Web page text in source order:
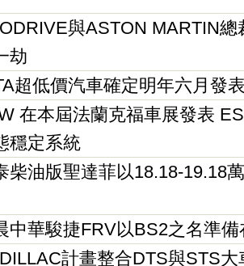
與ASTON MARTIN
劫
超低價汽車確定明年六月發
在本屆法蘭克福車展發表
穩定系統
柴油版聖達菲以18.18-19.18
中華駿捷FRV以BS2之名準
計畫整合DTS與STS